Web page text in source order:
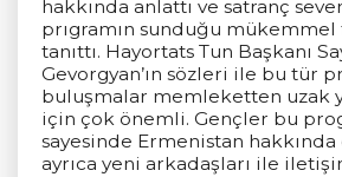
hakkında anlattı ve satranç
prıgramın sunduğu mükemmel
tanıttı. Hayortats Tun Başkanı
Gevorgyan’ın sözleri ile bu tür
buluşmalar memleketten uzak
için çok önemli. Gençler bu
sayesinde Ermenistan
ayrıca yeni arkadaşları ile